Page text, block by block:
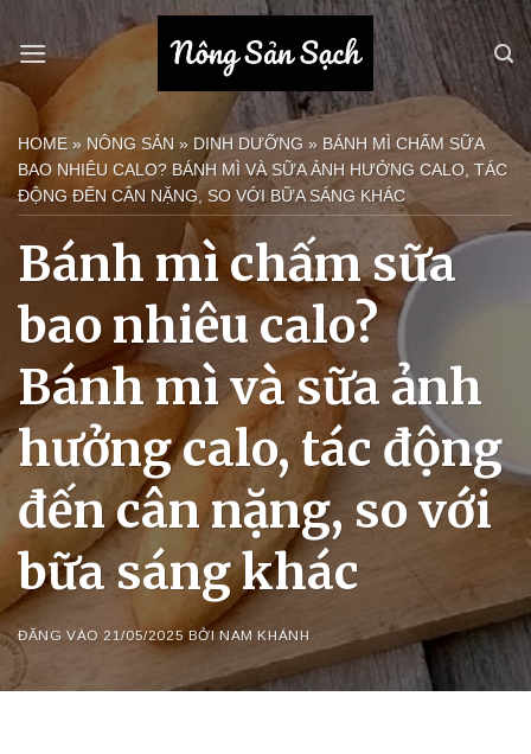
qua
nội
dung
HOME » NÔNG SẢN » DINH DƯỠNG » BÁNH MÌ CHẤM SỮA
BAO NHIÊU CALO? BÁNH MÌ VÀ SỮA ẢNH HƯỞNG CALO, TÁC
ĐỘNG ĐẾN CÂN NẶNG, SO VỚI BỮA SÁNG KHÁC
Bánh mì chấm sữa
bao nhiêu calo?
Bánh mì và sữa ảnh
hưởng calo, tác động
đến cân nặng, so với
bữa sáng khác
ĐĂNG VÀO 21/05/2025 BỞINAM KHÁNH